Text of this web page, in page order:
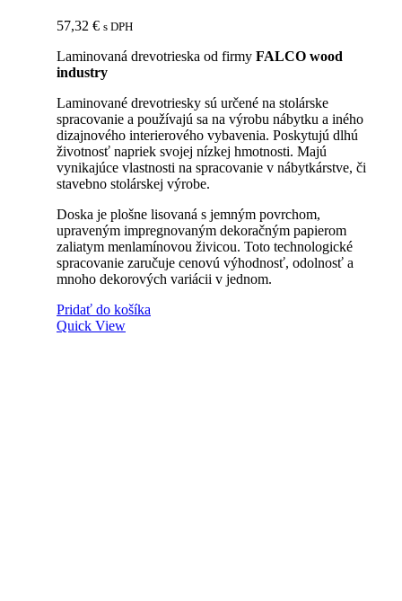
57,32 € s DPH
Laminovaná drevotrieska od firmy FALCO wood
industry
Laminované drevotriesky sú určené na stolárske
spracovanie a používajú sa na výrobu nábytku a iného
dizajnového interierového vybavenia. Poskytujú dlhú
životnosť napriek svojej nízkej hmotnosti. Majú
vynikajúce vlastnosti na spracovanie v nábytkárstve, či
stavebno stolárskej výrobe.
Doska je plošne lisovaná s jemným povrchom,
upraveným impregnovaným dekoračným papierom
zaliatym menlamínovou živicou. Toto technologické
spracovanie zaručuje cenovú výhodnosť, odolnosť a
mnoho dekorových variácii v jednom.
Pridať do košíka
Quick View